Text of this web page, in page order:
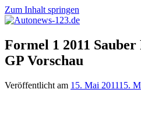
Zum Inhalt springen
Autonews-
123.de
Autonews
mit
Charme
Formel 1 2011 Sauber
GP Vorschau
Veröffentlicht am 15. Mai 201115.